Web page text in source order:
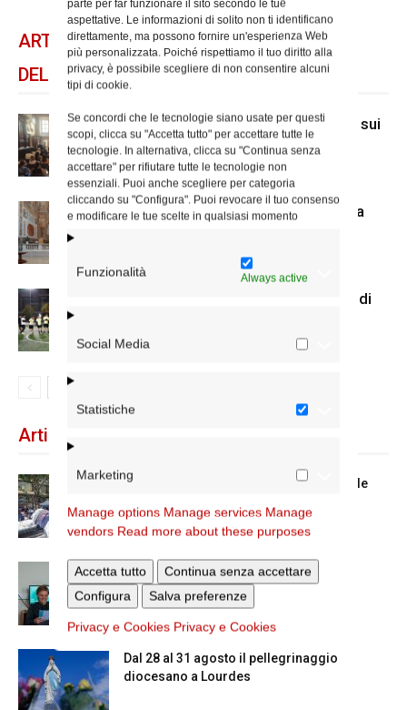
parte per far funzionare il sito secondo le tue
aspettative. Le informazioni di solito non ti identificano
direttamente, ma possono fornire un'esperienza Web
più personalizzata. Poiché rispettiamo il tuo diritto alla
privacy, è possibile scegliere di non consentire alcuni
tipi di cookie.
Se concordi che le tecnologie siano usate per questi
scopi, clicca su "Accetta tutto" per accettare tutte le
tecnologie. In alternativa, clicca su "Continua senza
accettare" per rifiutare tutte le tecnologie non
essenziali. Puoi anche scegliere per categoria
cliccando su "Configura". Puoi revocare il tuo consenso
e modificare le tue scelte in qualsiasi momento
Funzionalità Always active
Social Media
Statistiche
Marketing
Manage options Manage services Manage
vendors Read more about these purposes
Accetta tutto
Continua senza accettare
Configura
Salva preferenze
Privacy e Cookies Privacy e Cookies
ARTICOLI CORRELATI
DELLO STESSO AUTORE
A San Carlo al Corso mostra di Mcl sui
senza dimora
Il nuovo accesso alla cripta di Santa
Us Acli Roma, cominciato il torneo di
Articoli recenti
Spin Time: la dichiarazione del cardinale
Scienze Applicate, la nuova proposta
dell’Istituto Paritario Sant’Apollinare
Dal 28 al 31 agosto il pellegrinaggio
diocesano a Lourdes